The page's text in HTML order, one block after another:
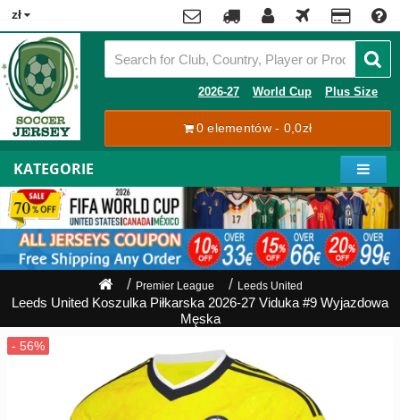
zł
Contact
Tracking
Moje
konto
Rejestracja
się
Shipping
2026-27 World Cup Plus Size
0 elementów - 0,0zł
x
KATEGORIE
Premier
League
La
Liga
Bundesliga
Serie
A
Ligue
1
Pilkarze
Mistrzostwa
Świata
Europe
Premier League Leeds United
Leeds United Koszulka Piłkarska 2026-27 Viduka #9 Wyjazdowa
Męska